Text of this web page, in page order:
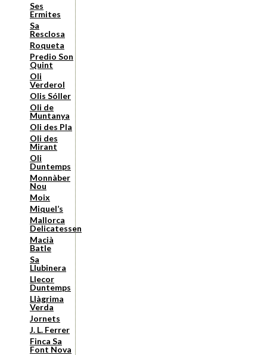
Ses
Ermites
Sa
Resclosa
Roqueta
Predio Son
Quint
Oli
Verderol
Olis Sóller
Oli de
Muntanya
Oli des Pla
Oli des
Mirant
Oli
Duntemps
Monnàber
Nou
Moix
Miquel’s
Mallorca
Delicatessen
Macià
Batle
Sa
Llubinera
Llecor
Duntemps
Llàgrima
Verda
Jornets
J. L. Ferrer
Finca Sa
Font Nova